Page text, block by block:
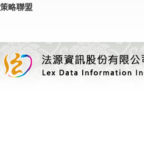
策略聯盟